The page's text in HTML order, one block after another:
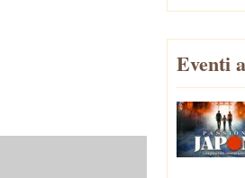
Eventi